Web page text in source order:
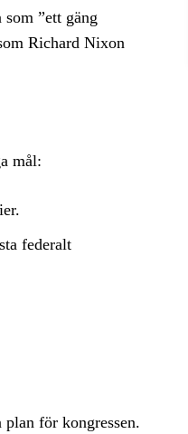
”ett gäng
Richard Nixon
mål:
federalt
för kongressen.